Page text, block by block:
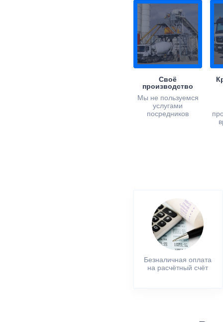
Своё
производство
Мы не пользуемся
услугами
посредников
Безналичная оплата
на расчётный счёт